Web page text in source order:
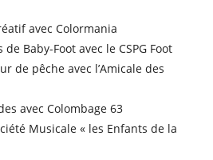
avec Colormania
Baby-Foot avec le CSPG Foot
de pêche avec l’Amicale des
avec Colombage 63
Musicale « les Enfants de la